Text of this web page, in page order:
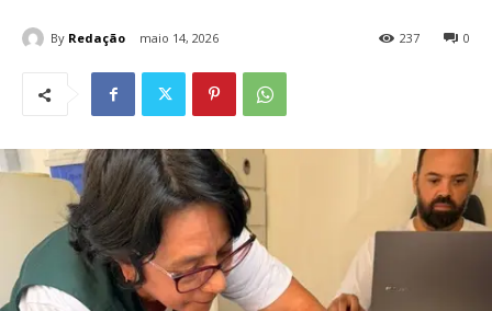
By Redação maio 14, 2026 0
237